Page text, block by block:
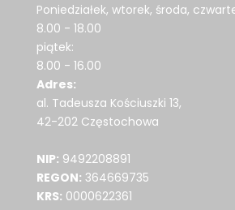
Poniedziałek, wtorek, środa,
8.00 - 18.00
piątek:
8.00 - 16.00
Adres:
al. Tadeusza Kościuszki 13,
42-202 Częstochowa
NIP: 9492208891
REGON: 364669735
KRS: 0000622361